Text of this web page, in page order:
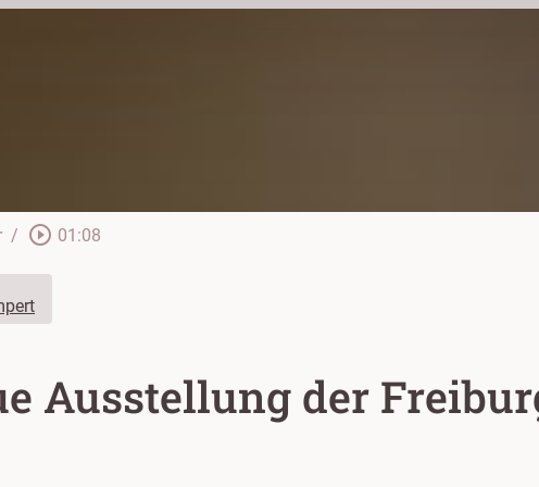
/ play_circle_outline 01:08
Ausstellung der